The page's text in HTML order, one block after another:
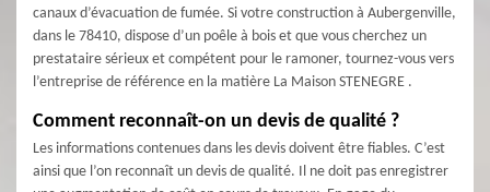
canaux d’évacuation de fumée. Si votre construction à Aubergenville,
dans le 78410, dispose d’un poêle à bois et que vous cherchez un
prestataire sérieux et compétent pour le ramoner, tournez-vous vers
l’entreprise de référence en la matière La Maison STENEGRE .
Comment reconnaît-on un devis de qualité ?
Les informations contenues dans les devis doivent être fiables. C’est
ainsi que l’on reconnaît un devis de qualité. Il ne doit pas enregistrer